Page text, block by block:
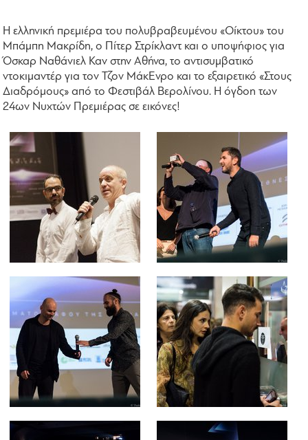
Η ελληνική πρεμιέρα του πολυβραβευμένου «Οίκτου» του
Μπάμπη Μακρίδη, ο Πίτερ Στρίκλαντ και ο υποψήφιος για
Όσκαρ Ναθάνιελ Καν στην Αθήνα, το αντισυμβατικό
ντοκιμαντέρ για τον Τζον ΜάκΕνρο και το εξαιρετικό «Στους
Διαδρόμους» από το Φεστιβάλ Βερολίνου. Η όγδοη των
24ων Νυχτών Πρεμιέρας σε εικόνες!